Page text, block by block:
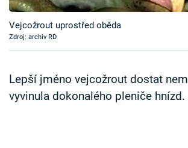
Sledujte prima+
Vejcožrout uprostřed oběda
Zdroj: archiv RD
Lepší jméno vejcožrout dostat
vyvinula dokonalého pleniče hnízd.